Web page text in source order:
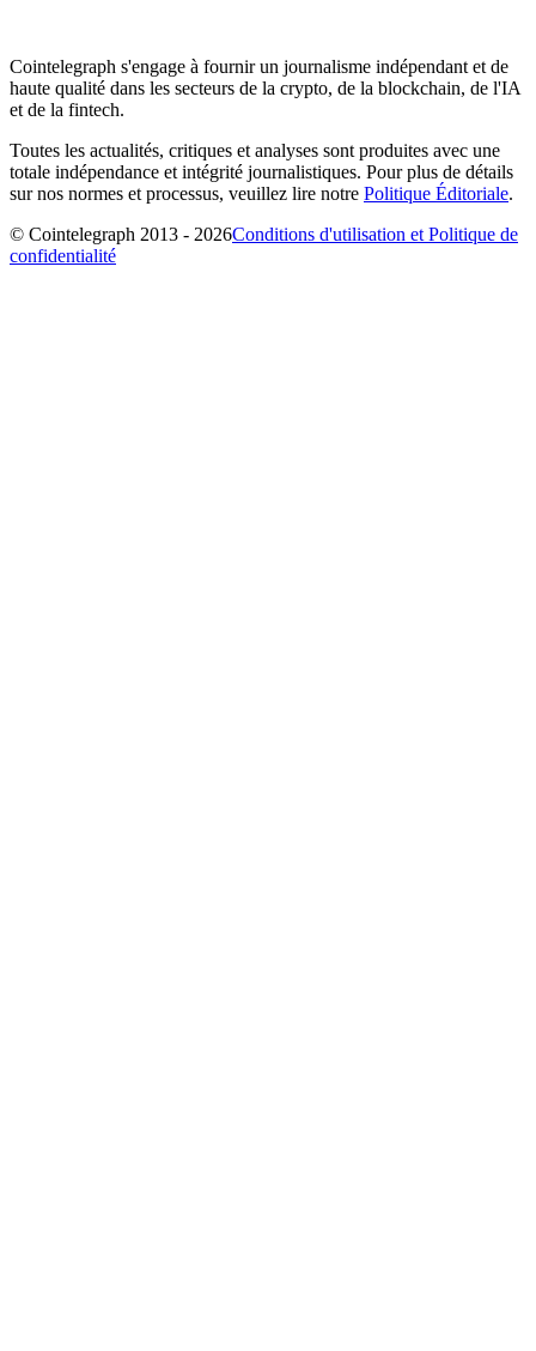
Cointelegraph s'engage à fournir un journalisme indépendant et de
haute qualité dans les secteurs de la crypto, de la blockchain, de l'IA
et de la fintech.
Toutes les actualités, critiques et analyses sont produites avec une
totale indépendance et intégrité journalistiques. Pour plus de détails
sur nos normes et processus, veuillez lire notre Politique Éditoriale.
© Cointelegraph 2013 - 2026Conditions d'utilisation et Politique de
confidentialité